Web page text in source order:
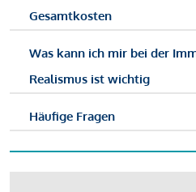
Gesamtkosten
Was kann ich mir bei der
Realismus ist wichtig
Häufige Fragen